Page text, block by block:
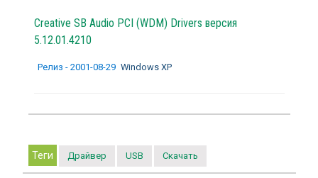
Creative SB Audio PCI (WDM) Drivers версия
5.12.01.4210
Релиз - 2001-08-29 Windows XP
Теги Драйвер USB Скачать